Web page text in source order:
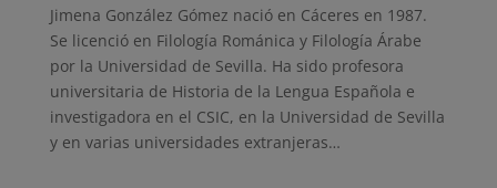
Jimena González Gómez nació en Cáceres en 1987.
Se licenció en Filología Románica y Filología Árabe
por la Universidad de Sevilla. Ha sido profesora
universitaria de Historia de la Lengua Española e
investigadora en el CSIC, en la Universidad de Sevilla
y en varias universidades extranjeras…